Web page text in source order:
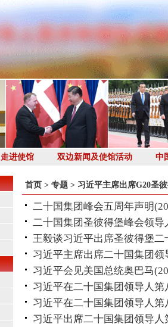
走进使馆 双边新闻及使馆活动 中
首页 > 专题 > 习近平主席出席G20圣
二十国集团峰会五周年声明
二十国集团圣彼得堡峰会领导
王毅谈习近平出席圣彼得堡
习近平主席出席二十国集团
习近平会见美国总统奥巴马
习近平在二十国集团领导人
习近平在二十国集团领导人
习近平出席二十国集团领导